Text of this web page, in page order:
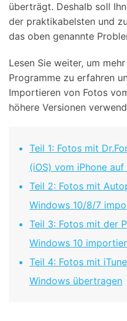
überträgt. Deshalb soll
der praktikabelsten und
das oben genannte
Lesen Sie weiter, um
Programme zu erfahren
Importieren von Fotos
höhere Versionen
Teil 1: Fotos mit
(iOS) vom iPhone
Teil 2: Fotos mit
Windows 10/8/7
Teil 3: Fotos mit der
Windows 10
Teil 4: Fotos mit
Windows übertragen